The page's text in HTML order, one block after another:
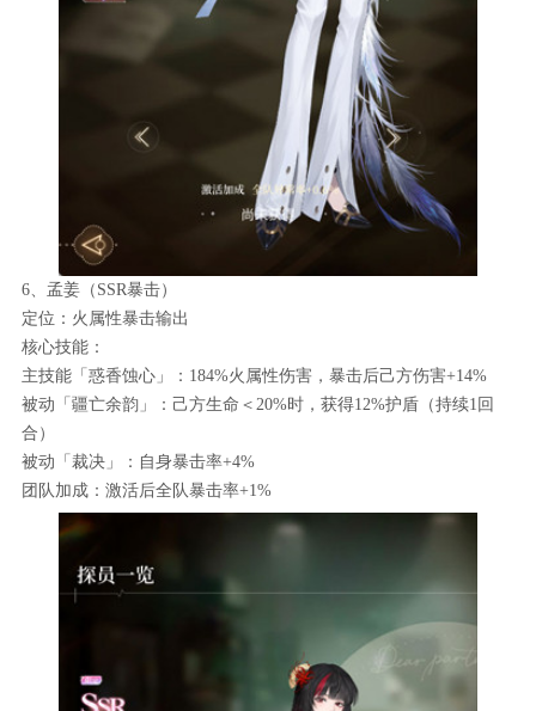
6、孟姜（SSR暴击）
定位：火属性暴击输出
核心技能：
主技能「惑香蚀心」：184%火属性伤害，暴击后己方伤害+14%
被动「疆亡余韵」：己方生命＜20%时，获得12%护盾（持续1回
合）
被动「裁决」：自身暴击率+4%
团队加成：激活后全队暴击率+1%